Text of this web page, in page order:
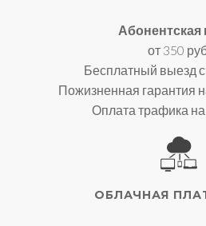
Абонентская
от 350
Бесплатный выезд
Пожизненная гарантия
Оплата трафика
ОБЛАЧНАЯ